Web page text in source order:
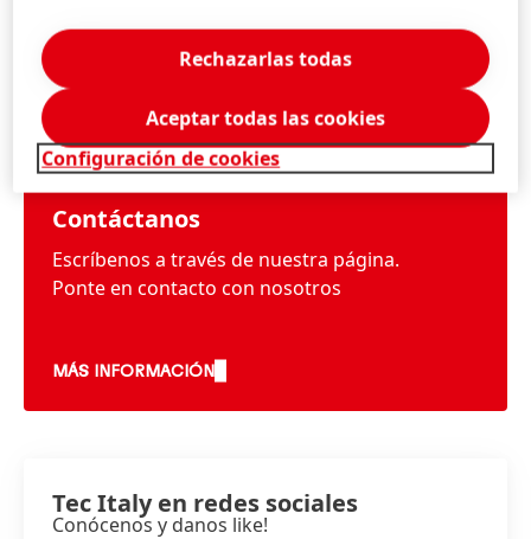
Información y servicios
Contáctanos
Escríbenos a través de nuestra página.
Ponte en contacto con nosotros
MÁS INFORMACIÓN
Tec Italy en redes sociales
Conócenos y danos like!
Configuración de cookies
Rechazarlas todas
Aceptar todas las cookies